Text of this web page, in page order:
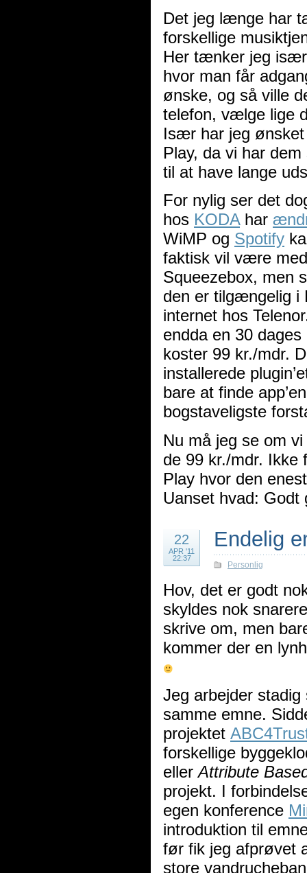
Det jeg længe har
forskellige
Her tænker jeg
hvor man får
ønske, og så ville
telefon, vælge lige
Især har jeg ønsket
Play, da vi har
til at have lange
For nylig ser det
hos KODAhar
WiMP og Spotify
faktisk vil være
Squeezebox, men
den er tilgængelig i
internet hos
endda en 30
koster 99 kr./mdr.
installerede
bare at finde
bogstaveligste
Nu må jeg se om
de 99 kr./mdr. Ikke
Play hvor den
Uanset hvad: Godt
22
APR '11
22:37
Endelig
Personlig
Hov, det er godt
skyldes nok
skrive om, men
kommer der en
Jeg arbejder
samme emne.
projektet
forskellige
ellerAttribute
projekt. I
egen konference
introduktion til
før fik jeg afprøvet
store